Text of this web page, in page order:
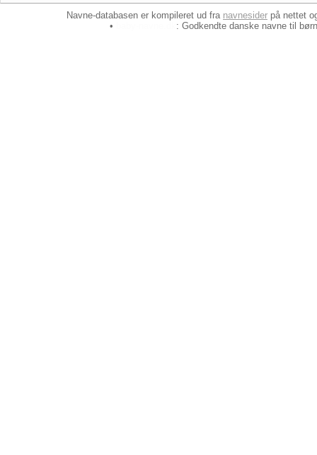
Navne-databasen er kompileret ud fra navnesider på nettet
•
: Godkendte danske navne til børn